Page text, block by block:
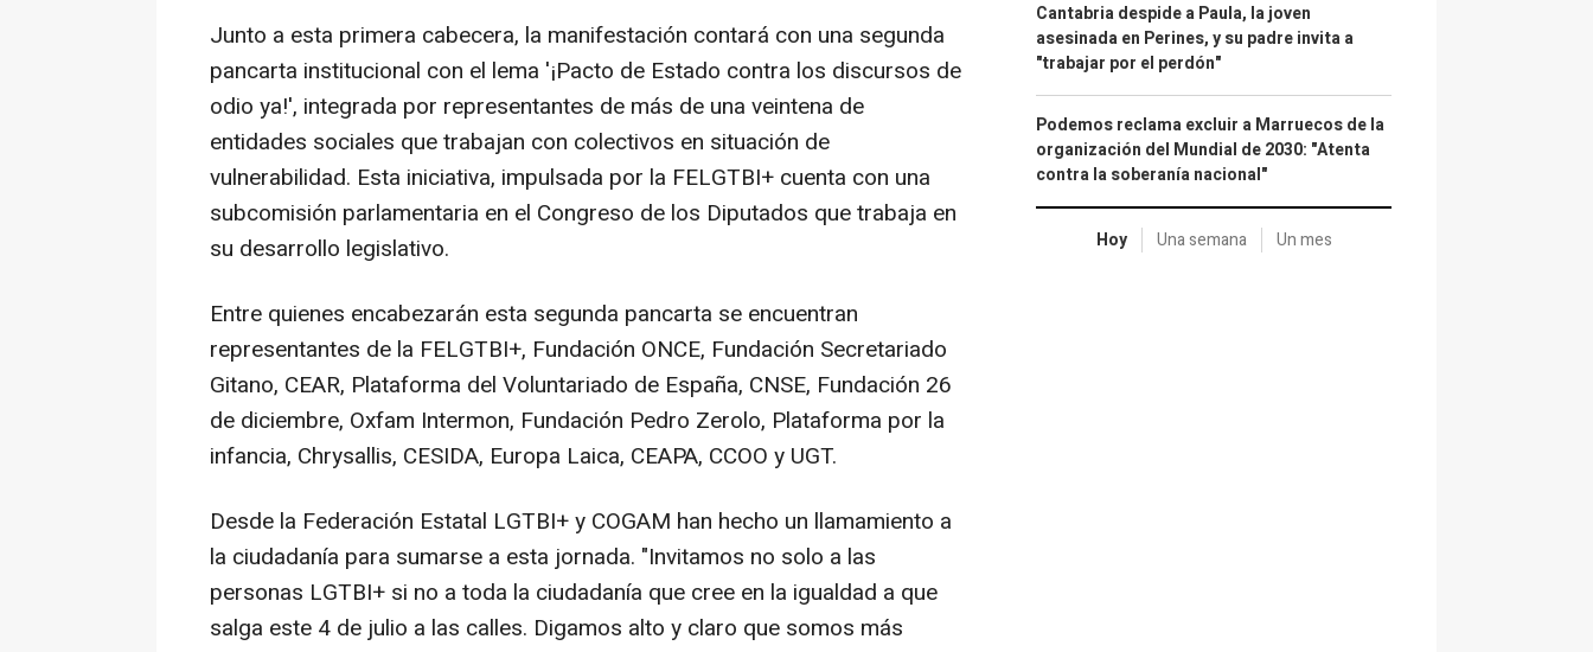
Junto a esta primera cabecera, la manifestación contará con una segunda
pancarta institucional con el lema '¡Pacto de Estado contra los discursos de
odio ya!', integrada por representantes de más de una veintena de
entidades sociales que trabajan con colectivos en situación de
vulnerabilidad. Esta iniciativa, impulsada por la FELGTBI+ cuenta con una
subcomisión parlamentaria en el Congreso de los Diputados que trabaja en
su desarrollo legislativo.
Entre quienes encabezarán esta segunda pancarta se encuentran
representantes de la FELGTBI+, Fundación ONCE, Fundación Secretariado
Gitano, CEAR, Plataforma del Voluntariado de España, CNSE, Fundación 26
de diciembre, Oxfam Intermon, Fundación Pedro Zerolo, Plataforma por la
infancia, Chrysallis, CESIDA, Europa Laica, CEAPA, CCOO y UGT.
Desde la Federación Estatal LGTBI+ y COGAM han hecho un llamamiento a
la ciudadanía para sumarse a esta jornada. "Invitamos no solo a las
personas LGTBI+ si no a toda la ciudadanía que cree en la igualdad a que
salga este 4 de julio a las calles. Digamos alto y claro que somos más
Cantabria despide a Paula, la joven
asesinada en Perines, y su padre invita a
"trabajar por el perdón"
Podemos reclama excluir a Marruecos de la
organización del Mundial de 2030: "Atenta
contra la soberanía nacional"
Hoy Una semana Un mes